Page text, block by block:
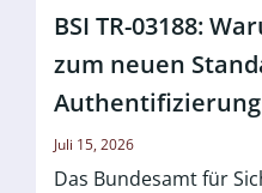
BSI TR-03188:
zum neuen
Juli 15, 2026
Das Bundesamt für